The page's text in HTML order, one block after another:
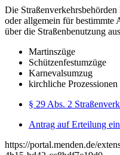
Die
oder allgemein für bestimmte
über die Straßenbenutzung
Martinszüge
Schützenfestumzüge
Karnevalsumzug
kirchliche Prozessionen
§ 29 Abs. 2
Antrag auf Erteilung
https://portal.menden.de/